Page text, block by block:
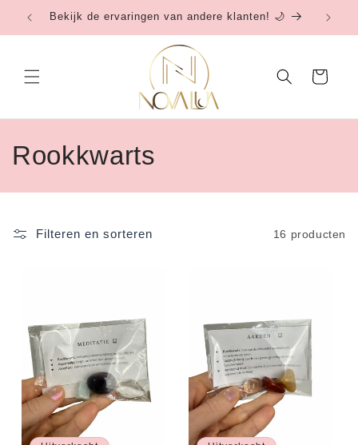
naar de
content
Bekijk de ervaringen van andere klanten! 🌙
Winkelwagen
C
o
l
e
Rookkwarts
Filteren en sorteren 16 producten